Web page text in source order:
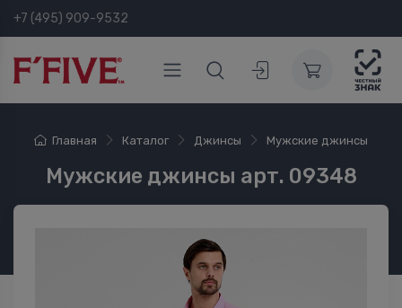
+7 (495) 909-9532
Главная Каталог Джинсы Мужские джинсы
Мужские джинсы арт. 09348